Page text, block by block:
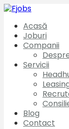
Acasă
Joburi
Companii
Servicii
Blog
Contact